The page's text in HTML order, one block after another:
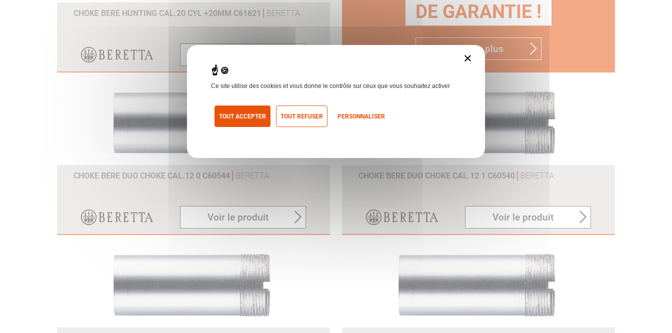
CHOKE BERE HUNTING CAL.20 CYL +20MM C61621 BERETTA DE GARANTIE !
En savoir plus
CHOKE BERE DUO CHOKE CAL.12 0 C60544 BERETTA
Voir le produit
CHOKE BERE DUO CHOKE CAL.12 1 C60540 BERETTA
Voir le produit
×
Ce site utilise des cookies et vous donne le contrôle sur ceux que vous souhaitez activer
TOUT ACCEPTER TOUT REFUSER PERSONNALISER